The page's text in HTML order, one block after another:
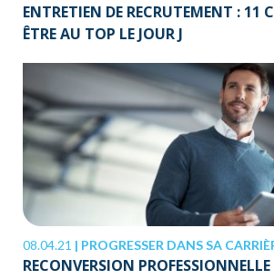
ENTRETIEN DE RECRUTEMENT : 11
ÊTRE AU TOP LE JOUR J
08.04.21 | PROGRESSER DANS SA
RECONVERSION